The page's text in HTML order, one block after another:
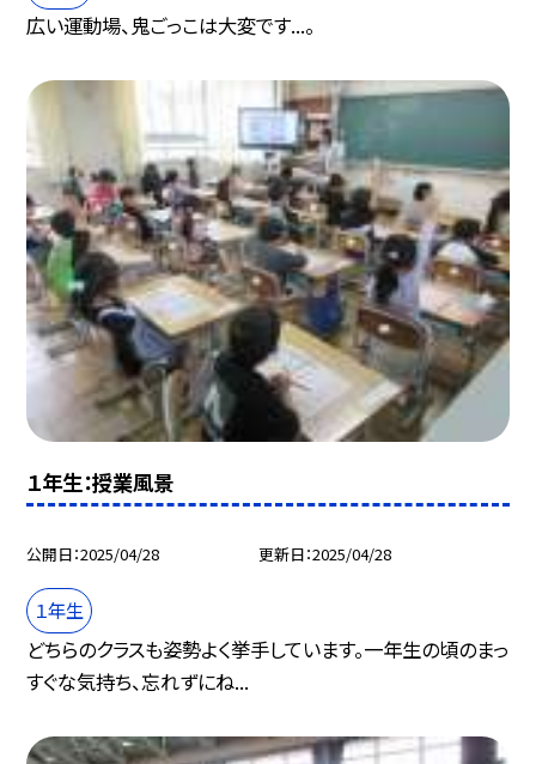
広い運動場、鬼ごっこは大変です...。
１年生：授業風景
公開日 2025/04/28 更新日 2025/04/28
１年生
どちらのクラスも姿勢よく挙手しています。一年生の頃のまっ
すぐな気持ち、忘れずにね...